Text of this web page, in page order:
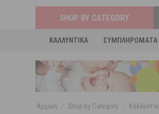
SHOP BY CATEGORY
ΚΑΛΛΥΝΤΙΚΆ ΣΥΜΠΛΗΡΏΜΑΤΑ
Αρχική Shop by Category